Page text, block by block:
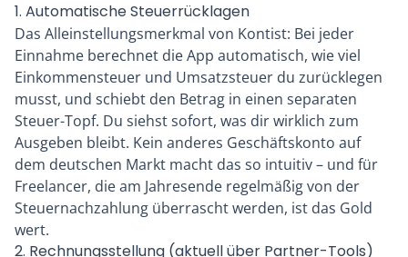
1. Automatische Steuerrücklagen
Das Alleinstellungsmerkmal von Kontist: Bei jeder
Einnahme berechnet die App automatisch, wie viel
Einkommensteuer und Umsatzsteuer du zurücklegen
musst, und schiebt den Betrag in einen separaten
Steuer-Topf. Du siehst sofort, was dir wirklich zum
Ausgeben bleibt. Kein anderes Geschäftskonto auf
dem deutschen Markt macht das so intuitiv – und für
Freelancer, die am Jahresende regelmäßig von der
Steuernachzahlung überrascht werden, ist das Gold
wert.
2. Rechnungsstellung (aktuell über Partner-Tools)